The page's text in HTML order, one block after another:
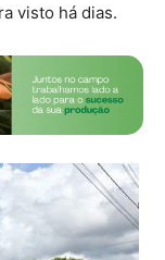
visto há dias.